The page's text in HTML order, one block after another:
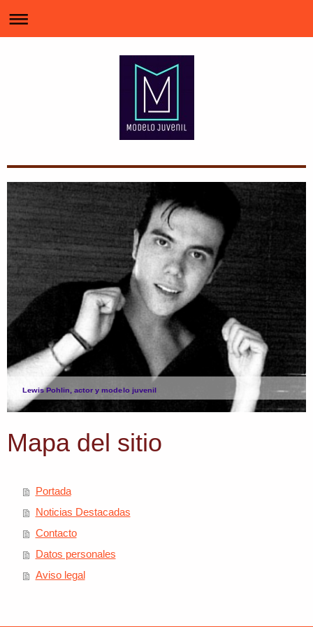
Lewis Pohlin, actor y modelo juvenil
Mapa del sitio
Portada
Noticias Destacadas
Contacto
Datos personales
Aviso legal